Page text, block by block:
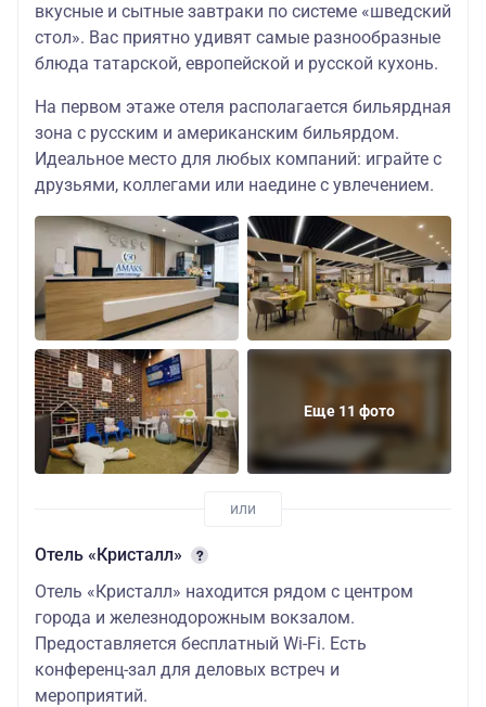
«Амакс Сафар
Отель» 3 *
(стандартный
TWIN/DBL) НГ
47600 27600/47100 47600
«IT-Парк Отель»
3*
(стандартный
номер
(возможен
полуцокольный
этаж)
TWIN/DBL) НГ
48850 27600/48350 48850
«Парк Отель» 3
* (стандартный
TWIN/DBL) НГ
50100 27600/49600 /
«Отель Азимут»
3 *
(стандартный
TWIN/DBL) НГ
50100 27600/49600
«Отель
(стандартный
TWIN/DBL) НГ
50100 27600/49600
«Сулейман
Палас Отель» 4*
(стандартный
52600 27600/52100
вкусные и сытные завтраки по системе «шведский
стол». Вас приятно удивят самые разнообразные
блюда татарской, европейской и русской кухонь.
На первом этаже отеля располагается бильярдная
зона с русским и американским бильярдом.
Идеальное место для любых компаний: играйте с
друзьями, коллегами или наедине с увлечением.
Еще 11 фото
Отель «Кристалл»
Отель «Кристалл» находится рядом с центром
города и железнодорожным вокзалом.
Предоставляется бесплатный Wi-Fi. Есть
конференц-зал для деловых встреч и
мероприятий.